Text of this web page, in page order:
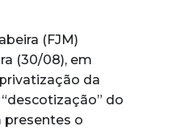
(FJM)
(30/08), em
da
do
presentes o